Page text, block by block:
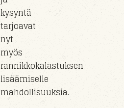
kysyntä
tarjoavat
nyt
myös
rannikkokalastuksen
lisäämiselle
mahdollisuuksia.